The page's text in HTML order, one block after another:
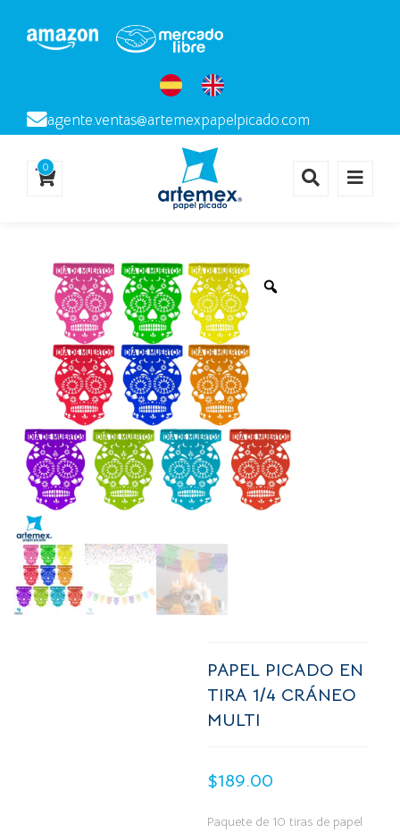
agente.ventas@artemexpapelpicado.com
0
PAPEL PICADO EN
TIRA 1/4 CRÁNEO
MULTI
$189.00
Paquete de 10 tiras de papel